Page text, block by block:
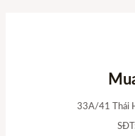
33A/41 Thái